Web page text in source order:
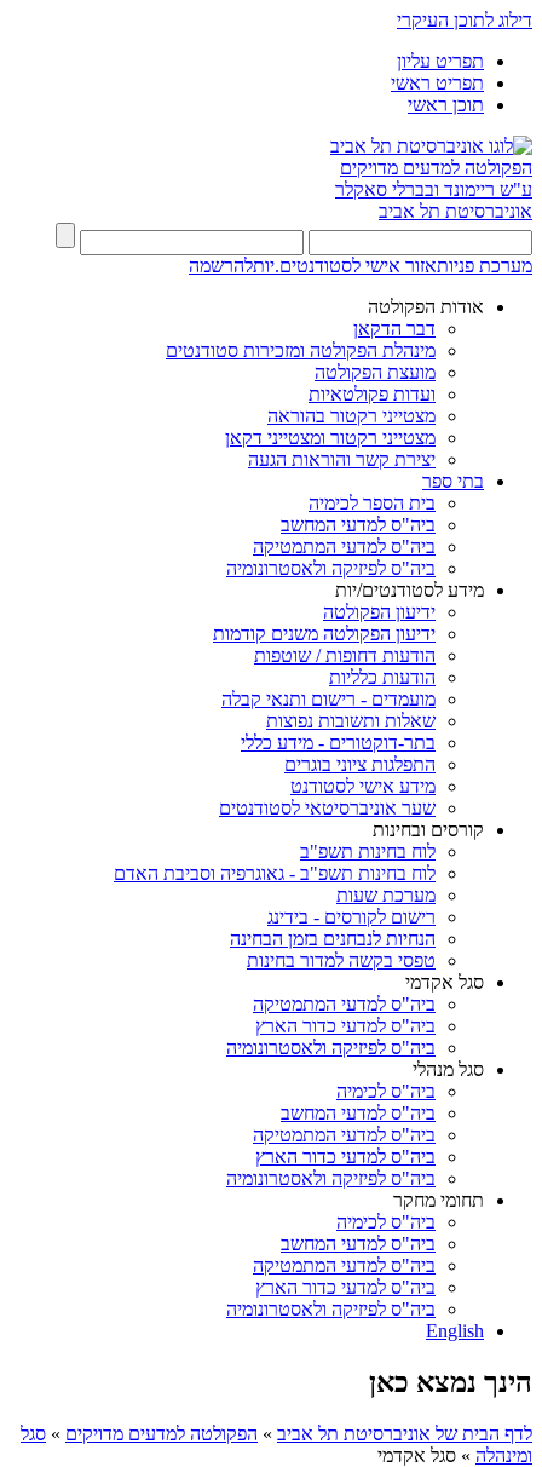
דילוג לתוכן העיקרי
תפריט עליון
תפריט ראשי
תוכן ראשי
הפקולטה למדעים מדויקים
ע"ש ריימונד ובברלי סאקלר
אוניברסיטת תל אביב
מערכת פניותאזור אישי לסטודנטים.יותלהרשמה
אודות הפקולטה
דבר הדקאן
מינהלת הפקולטה ומזכירות סטודנטים
מועצת הפקולטה
ועדות פקולטאיות
מצטייני רקטור בהוראה
מצטייני רקטור ומצטייני דקאן
יצירת קשר והוראות הגעה
בתי ספר
בית הספר לכימיה
ביה"ס למדעי המחשב
ביה"ס למדעי המתמטיקה
ביה"ס לפיזיקה ולאסטרונומיה
מידע לסטודנטים/יות
ידיעון הפקולטה
ידיעון הפקולטה משנים קודמות
הודעות דחופות / שוטפות
הודעות כלליות
מועמדים - רישום ותנאי קבלה
שאלות ותשובות נפוצות
בתר-דוקטורים - מידע כללי
התפלגות ציוני בוגרים
מידע אישי לסטודנט
שער אוניברסיטאי לסטודנטים
קורסים ובחינות
לוח בחינות תשפ"ב
לוח בחינות תשפ"ב - גאוגרפיה וסביבת האדם
מערכת שעות
רישום לקורסים - בידינג
הנחיות לנבחנים בזמן הבחינה
טפסי בקשה למדור בחינות
סגל אקדמי
ביה"ס למדעי המתמטיקה
ביה"ס למדעי כדור הארץ
ביה"ס לפיזיקה ולאסטרונומיה
סגל מנהלי
ביה"ס לכימיה
ביה"ס למדעי המחשב
ביה"ס למדעי המתמטיקה
ביה"ס למדעי כדור הארץ
ביה"ס לפיזיקה ולאסטרונומיה
תחומי מחקר
ביה"ס לכימיה
ביה"ס למדעי המחשב
ביה"ס למדעי המתמטיקה
ביה"ס למדעי כדור הארץ
ביה"ס לפיזיקה ולאסטרונומיה
English
הינך נמצא כאן
לדף הבית של אוניברסיטת תל אביב » הפקולטה למדעים מדויקים » סגל
ומינהלה » סגל אקדמי